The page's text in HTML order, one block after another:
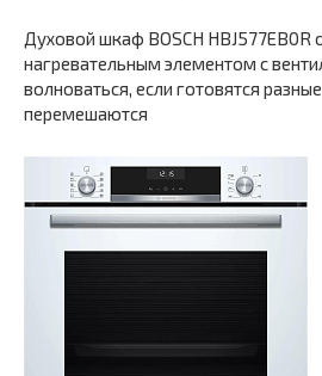
Духовой шкаф ВOSCH
нагревательным элементом с
волноваться, если готовятся
перемешаются